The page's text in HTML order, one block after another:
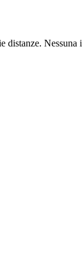
distanze.